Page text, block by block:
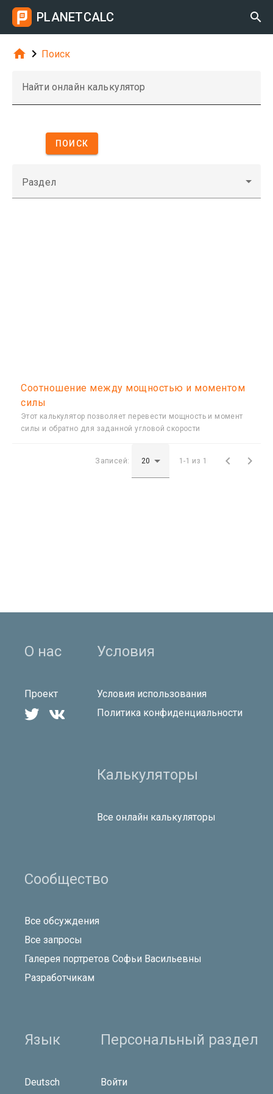
PLANETCALC 
  Поиск
Найти онлайн калькулятор
ПОИСК
Раздел
Соотношение между мощностью и моментом
силы
Этот калькулятор позволяет перевести мощность и момент
силы и обратно для заданной угловой скорости
Записей: 1-1 из 1  
О нас
Проект
 
Условия
Условия использования
Политика конфиденциальности
Калькуляторы
Все онлайн калькуляторы
Сообщество
Все обсуждения
Все запросы
Галерея портретов Софьи Васильевны
Разработчикам
Язык
Deutsch
Персональный раздел
Войти